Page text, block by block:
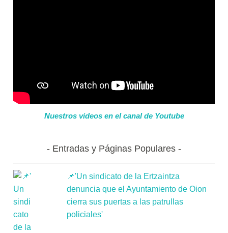
Nuestros videos en el canal de Youtube
Entradas y Páginas Populares
📌'Un sindicato de la Ertzaintza
denuncia que el Ayuntamiento de Oion
cierra sus puertas a las patrullas
policiales'